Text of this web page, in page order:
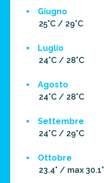
Giugno
25°C / 29°C
Luglio
24°C / 28°C
Agosto
24°C / 28°C
Settembre
24°C / 29°C
Ottobre
23.4° / max 30.1°